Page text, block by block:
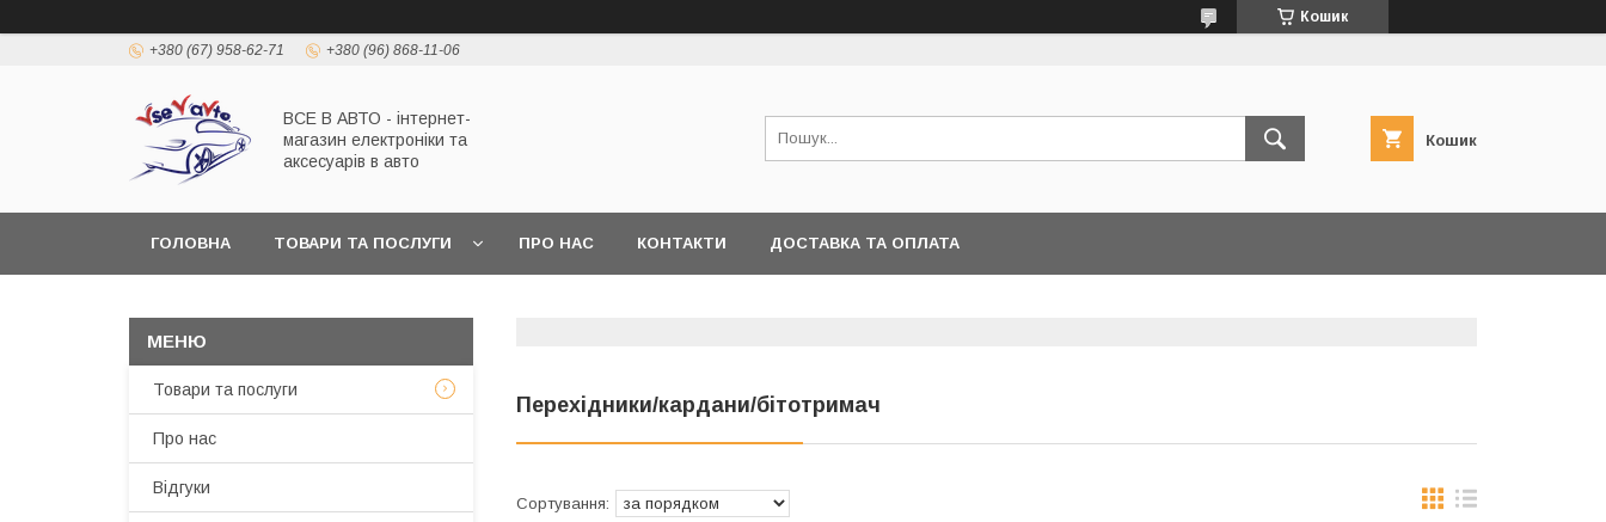
Кошик
+380 (67) 958-62-71 +380 (96) 868-11-06
ВСЕ В АВТО - інтернет-
магазин електроніки та
аксесуарів в авто
Кошик
ГОЛОВНА ТОВАРИ ТА ПОСЛУГИ ПРО НАС КОНТАКТИ ДОСТАВКА ТА ОПЛАТА
Перехідники/кардани/бітотримач
Товари та послуги
Про нас
Відгуки